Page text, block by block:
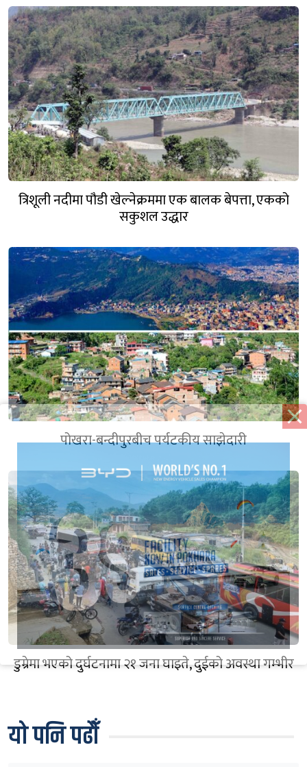
त्रिशूली नदीमा पौडी खेल्नेक्रममा एक बालक बेपत्ता, एकको
सकुशल उद्धार
पोखरा-बन्दीपुरबीच पर्यटकीय साझेदारी
डुम्रेमा भएको दुर्घटनामा २१ जना घाइते, दुईको अवस्था गम्भीर
यो पनि पढौँ